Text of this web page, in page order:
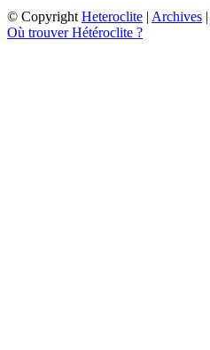
© Copyright Heteroclite | Archives |
Où trouver Hétéroclite ?